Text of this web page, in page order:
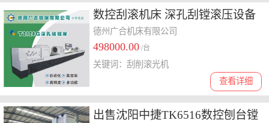
数控刮滚机床 深孔刮镗滚压设备
德州广合机床有限公司
498000.00 /台
查看详细
关键词：刮削滚光机
出售沈阳中捷TK6516数控刨台镗